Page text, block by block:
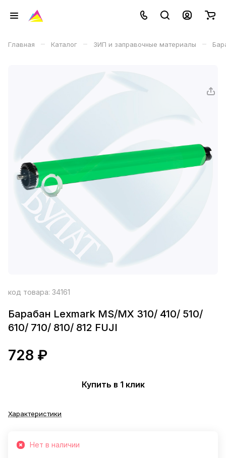
Главная – Каталог – ЗИП и заправочные материалы –
код товара: 34161
Барабан Lexmark MS/MX 310/ 410/ 510/
610/ 710/ 810/ 812 FUJI
728 ₽
Купить в 1 клик
Характеристики
Нет в наличии